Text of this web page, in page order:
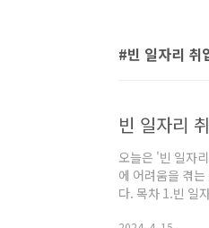
빈 일자리 취
빈 일자리
오늘은 '빈 일자
에 어려움을 겪
다. 목차 1.빈 일